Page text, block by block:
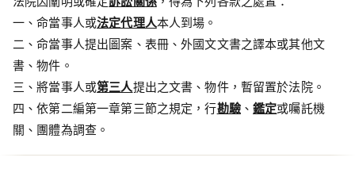
一、命當事人或法定代理人本人到場。
二、命當事人提出圖案、表冊、外國文文書之譯本或其他文
書、物件。
三、將當事人或第三人提出之文書、物件，暫留置於法院。
四、依第二編第一章第三節之規定，行勘驗、鑑定或囑託機
關、團體為調查。